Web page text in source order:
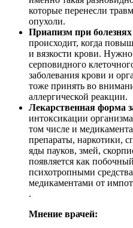
которые перенесли
опухоли.
Приапизм при
происходит, когда
и вязкости крови.
серповидного
заболевания крови и
тоже принять во
аллергической реакции.
Лекарственная форма
интоксикации
том числе и
препараты, наркотики,
яды пауков, змей,
появляется как
психотропными
медикаментами от
.
Мнение врачей: